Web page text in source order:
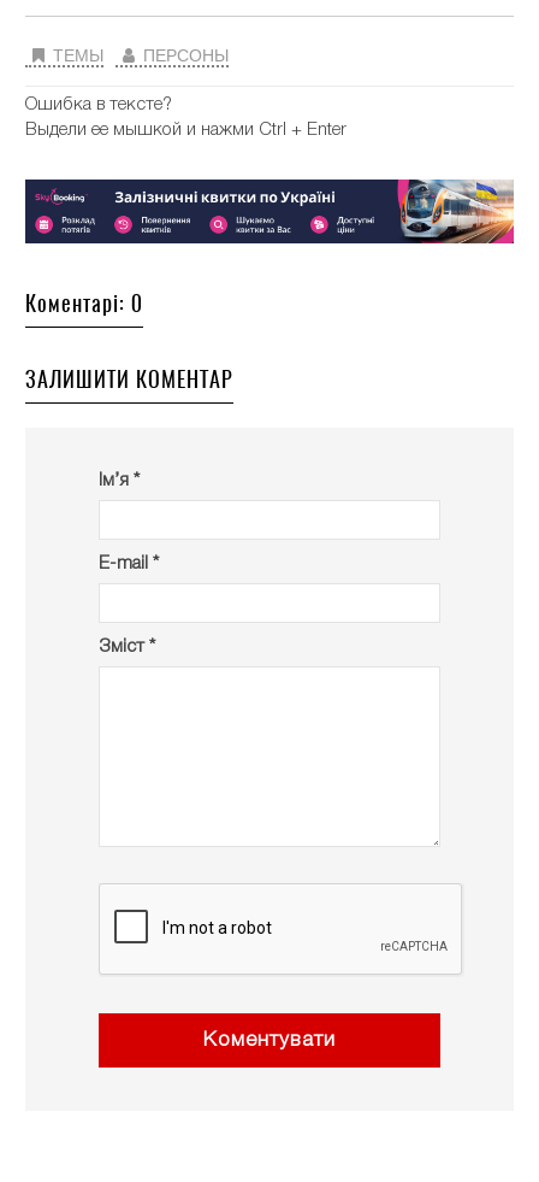
ТЕМЫ ПЕРСОНЫ
Ошибка в тексте?
Выдели ее мышкой и нажми Ctrl + Enter
Коментарі: 0
ЗАЛИШИТИ КОМЕНТАР
Ім’я *
E-mail *
Зміст *
Коментувати